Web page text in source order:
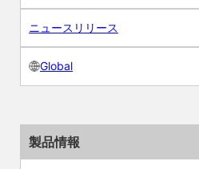
ニュースリリース
Global
製品情報